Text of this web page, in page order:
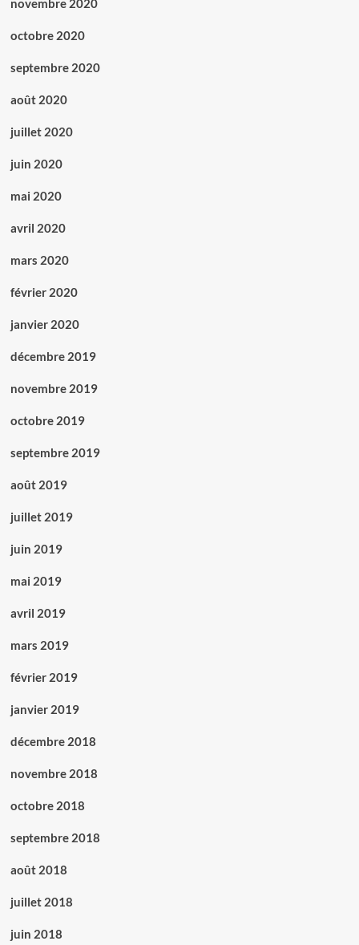
novembre 2020
octobre 2020
septembre 2020
août 2020
juillet 2020
juin 2020
mai 2020
avril 2020
mars 2020
février 2020
janvier 2020
décembre 2019
novembre 2019
octobre 2019
septembre 2019
août 2019
juillet 2019
juin 2019
mai 2019
avril 2019
mars 2019
février 2019
janvier 2019
décembre 2018
novembre 2018
octobre 2018
septembre 2018
août 2018
juillet 2018
juin 2018